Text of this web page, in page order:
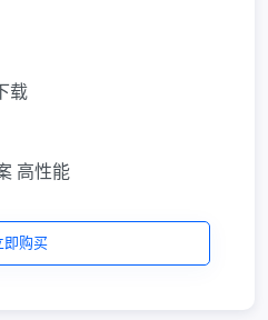
载
高性能
即购买